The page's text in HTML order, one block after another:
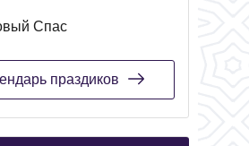
Спас
праздиков